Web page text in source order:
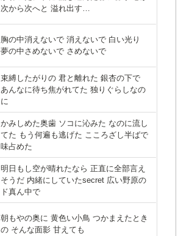
次から次へと 溢れ出す…
胸の中消えないで 消えないで 白い光り
夢の中さめないで さめないで
束縛したがりの 君と離れた 銀杏の下で
あんなに待ち焦がれてた 独りぐらしなの
に
かみしめた奥歯 ソコに沁みた なのに流し
てた もう何遍も逃げた こころざし半ばで
味占めた
明日もし空が晴れたなら 正直に全部言え
そうだ 内緒にしていたsecret 広い野原の
ド真ん中で
朝もやの奥に 黄色い小鳥 つかまえたとき
の そんな面影 甘えても